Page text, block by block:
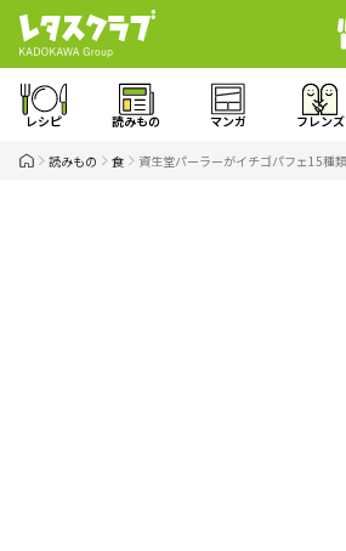
レシピ 読みもの マンガ フレンズ
読みもの 食 資生堂パーラーがイチゴパフェ15種